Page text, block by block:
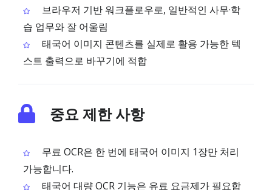
브라우저 기반 워크플로우로, 일반적인 사무·학
습 업무와 잘 어울림
태국어 이미지 콘텐츠를 실제로 활용 가능한 텍
스트 출력으로 바꾸기에 적합
중요 제한 사항
무료 OCR은 한 번에 태국어 이미지 1장만 처리
가능합니다.
태국어 대량 OCR 기능은 유료 요금제가 필요합